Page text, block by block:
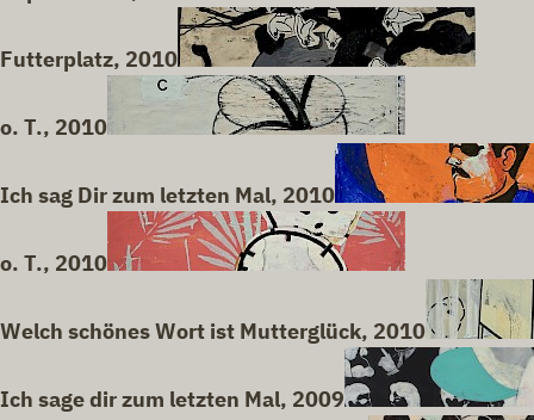
Futterplatz, 2010
o. T., 2010
Ich sag Dir zum letzten Mal, 2010
o. T., 2010
Welch schönes Wort ist Mutterglück, 2010
Ich sage dir zum letzten Mal, 2009